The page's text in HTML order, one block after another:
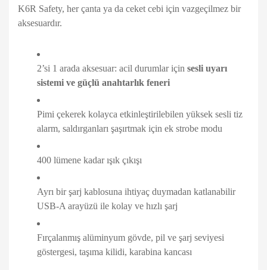
K6R Safety, her çanta ya da ceket cebi için vazgeçilmez bir
aksesuardır.
2’si 1 arada aksesuar: acil durumlar için sesli uyarı
sistemi ve güçlü anahtarlık feneri
Pimi çekerek kolayca etkinleştirilebilen yüksek sesli tiz
alarm, saldırganları şaşırtmak için ek strobe modu
400 lümene kadar ışık çıkışı
Ayrı bir şarj kablosuna ihtiyaç duymadan katlanabilir
USB-A arayüzü ile kolay ve hızlı şarj
Fırçalanmış alüminyum gövde, pil ve şarj seviyesi
göstergesi, taşıma kilidi, karabina kancası